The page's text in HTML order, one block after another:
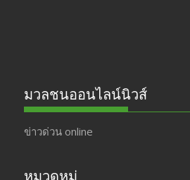
มวลชนออนไลน์นิวส์
ข่าวด่วน online
หมวดหมู่